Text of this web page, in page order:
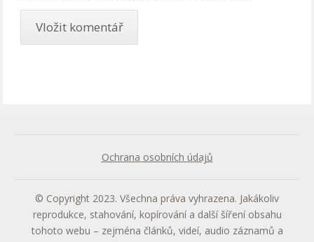
Ochrana osobních údajů
© Copyright 2023. Všechna práva vyhrazena. Jakákoliv
reprodukce, stahování, kopírování a další šíření obsahu
tohoto webu – zejména článků, videí, audio záznamů a